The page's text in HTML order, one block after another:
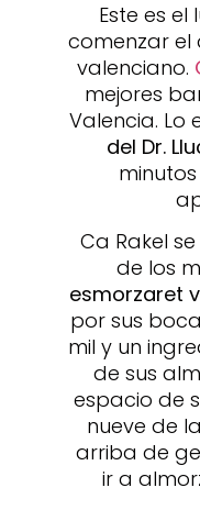
Este es
comenzar
valenciano.
mejores
Valencia. Lo
del Dr.
Ca Rakel
de los
esmorzaret
por sus
mil y un
de sus
espacio de
nueve de
arriba de
ir a